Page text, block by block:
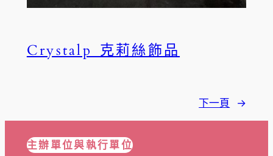
Crystalp 克莉絲飾品
下一頁 →
主辦單位與執行單位